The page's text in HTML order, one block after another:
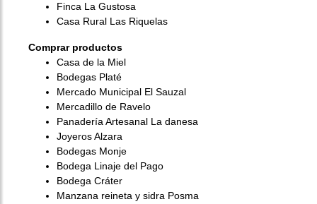
Finca La Gustosa
Casa Rural Las Riquelas
Comprar productos
Casa de la Miel
Bodegas Platé
Mercado Municipal El Sauzal
Mercadillo de Ravelo
Panadería Artesanal La danesa
Joyeros Alzara
Bodegas Monje
Bodega Linaje del Pago
Bodega Cráter
Manzana reineta y sidra Posma